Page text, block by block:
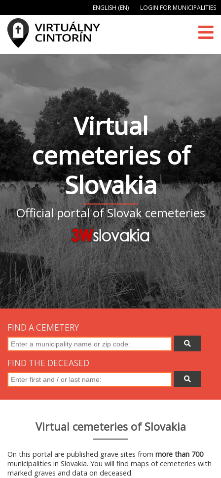
ENGLISH (EN) LOGIN FOR MUNICIPALITIES
Virtual
cemeteries of
Slovakia
Official portal of Slovak cemeteries
FIND A CEMETERY
FIND THE DECEASED
Virtual cemeteries of Slovakia
On this portal are published grave sites from more than 700
municipalities in Slovakia. You will find maps of cemeteries with
marked graves and data on deceased.